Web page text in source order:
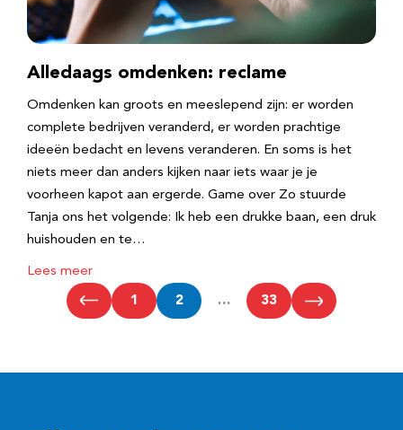
Alledaags omdenken: reclame
Omdenken kan groots en meeslepend zijn: er worden
complete bedrijven veranderd, er worden prachtige
ideeën bedacht en levens veranderen. En soms is het
niets meer dan anders kijken naar iets waar je je
voorheen kapot aan ergerde. Game over Zo stuurde
Tanja ons het volgende: Ik heb een drukke baan, een druk
huishouden en te…
Lees meer
1 2 … 33